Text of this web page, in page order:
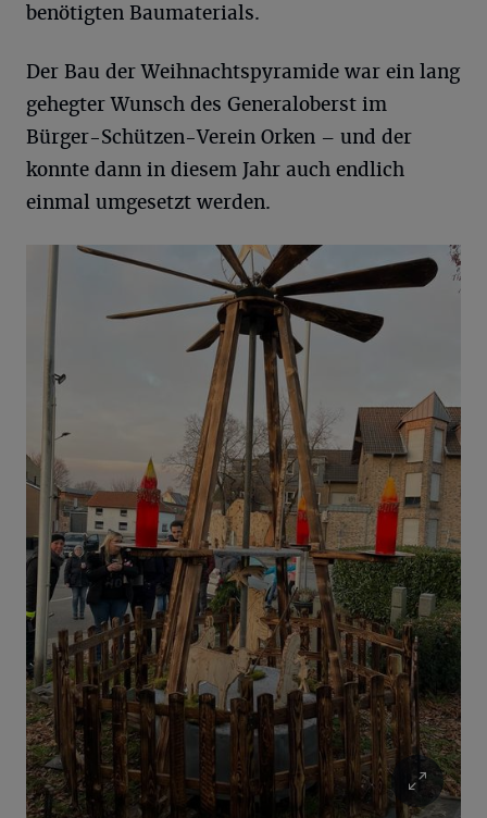
benötigten Baumaterials.
Der Bau der Weihnachtspyramide war ein lang
gehegter Wunsch des Generaloberst im
Bürger-Schützen-Verein Orken – und der
konnte dann in diesem Jahr auch endlich
einmal umgesetzt werden.